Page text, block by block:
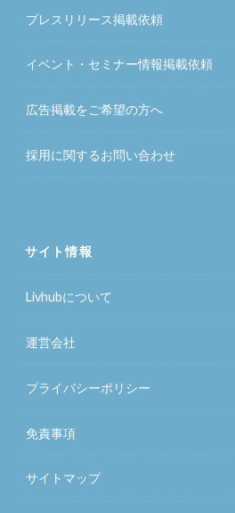
プレスリリース掲載依頼
イベント・セミナー情報掲載依頼
広告掲載をご希望の方へ
採用に関するお問い合わせ
サイト情報
Livhubについて
運営会社
プライバシーポリシー
免責事項
サイトマップ